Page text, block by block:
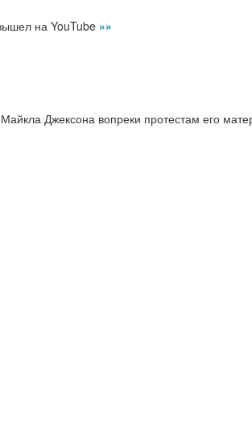
на YouTube »»
Джексона вопреки протестам его